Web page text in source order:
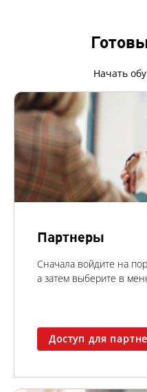
Начать
Партнеры
Сначала войдите на
а затем выберите в
Доступ для